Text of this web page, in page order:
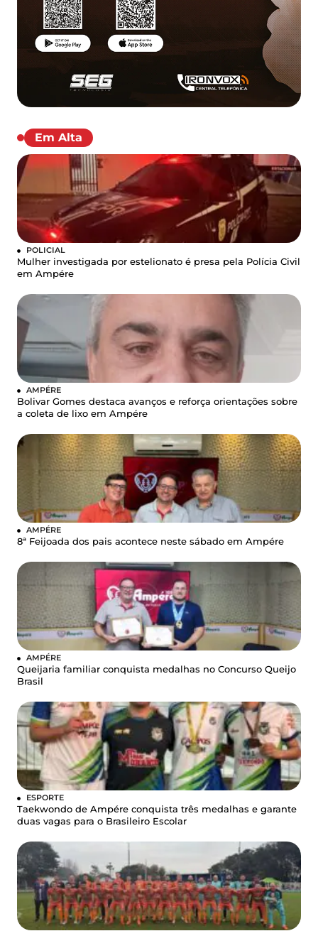
Em Alta
POLICIAL
Mulher investigada por estelionato é presa pela Polícia Civil
em Ampére
AMPÉRE
Bolivar Gomes destaca avanços e reforça orientações sobre
a coleta de lixo em Ampére
AMPÉRE
8ª Feijoada dos pais acontece neste sábado em Ampére
AMPÉRE
Queijaria familiar conquista medalhas no Concurso Queijo
Brasil
ESPORTE
Taekwondo de Ampére conquista três medalhas e garante
duas vagas para o Brasileiro Escolar